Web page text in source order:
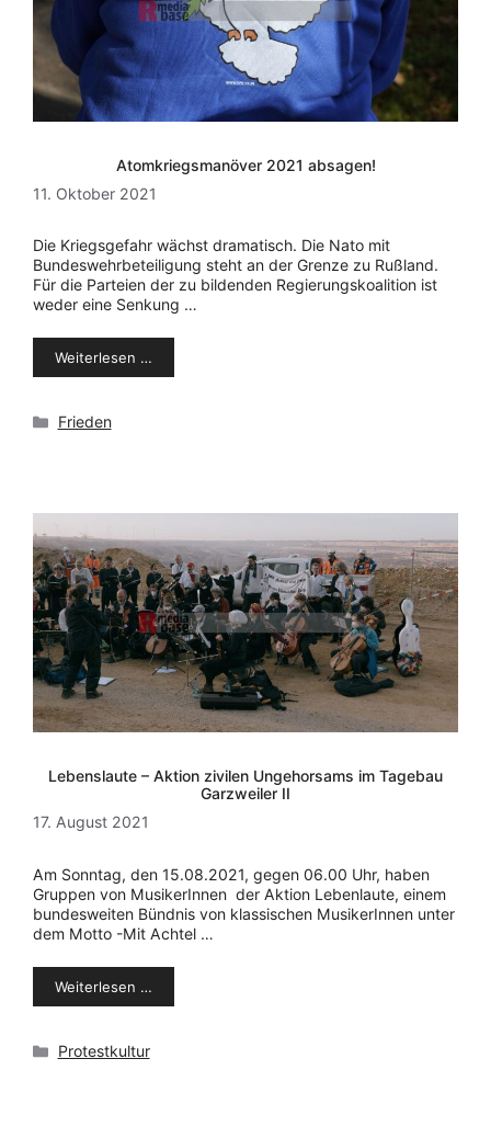
Atomkriegsmanöver 2021 absagen!
11. Oktober 2021
Die Kriegsgefahr wächst dramatisch. Die Nato mit
Bundeswehrbeteiligung steht an der Grenze zu Rußland.
Für die Parteien der zu bildenden Regierungskoalition ist
weder eine Senkung …
Weiterlesen …
Kategorien
Frieden
Lebenslaute – Aktion zivilen Ungehorsams im Tagebau
Garzweiler II
17. August 2021
Am Sonntag, den 15.08.2021, gegen 06.00 Uhr, haben
Gruppen von MusikerInnen der Aktion Lebenlaute, einem
bundesweiten Bündnis von klassischen MusikerInnen unter
dem Motto -Mit Achtel …
Weiterlesen …
Kategorien
Protestkultur